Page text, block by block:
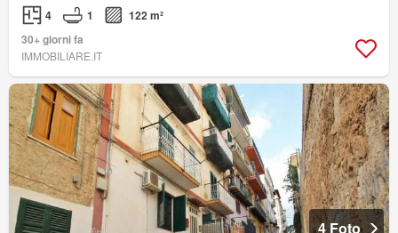
4 1
122 m²
30+ giorni fa
IMMOBILIARE.IT
4 Foto